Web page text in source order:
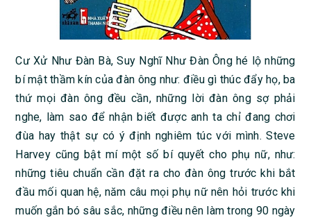
Cư Xử Như Đàn Bà, Suy Nghĩ Như Đàn Ông hé lộ những
bí mật thầm kín của đàn ông như: điều gì thúc đẩy họ, ba
thứ mọi đàn ông đều cần, những lời đàn ông sợ phải
nghe, làm sao để nhận biết được anh ta chỉ đang chơi
đùa hay thật sự có ý định nghiêm túc với mình. Steve
Harvey cũng bật mí một số bí quyết cho phụ nữ, như:
những tiêu chuẩn cần đặt ra cho đàn ông trước khi bắt
đầu mối quan hệ, năm câu mọi phụ nữ nên hỏi trước khi
muốn gắn bó sâu sắc, những điều nên làm trong 90 ngày